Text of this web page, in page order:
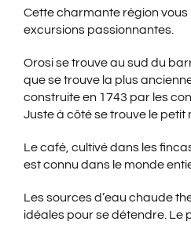
Cette charmante région vous
excursions passionnantes.
Orosi se trouve au sud du
que se trouve la plus
construite en 1743 par les
Juste à côté se trouve le petit
Le café, cultivé dans les
est connu dans le monde
Les sources d’eau chaude
idéales pour se détendre. Le